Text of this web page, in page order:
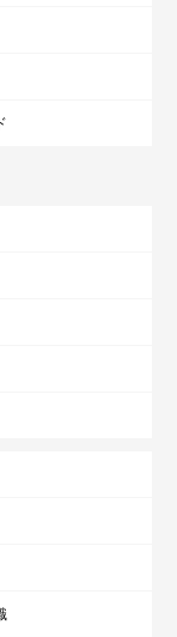
くんに挨拶しようとし
思わず大笑いした光景
な表情をする保
していた写真。夫の膝
撮影時、生後推定8カ
）
作したものです。
合があります。